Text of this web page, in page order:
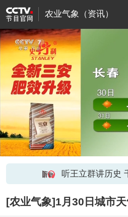
农业气象（资讯）
听王立群讲历史
[农业气象]1月30日城市